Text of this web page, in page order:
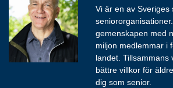
Vi är en av Sveriges
gemenskapen med
miljon medlemmar i
landet. Tillsammans
bättre villkor för
dig som senior.